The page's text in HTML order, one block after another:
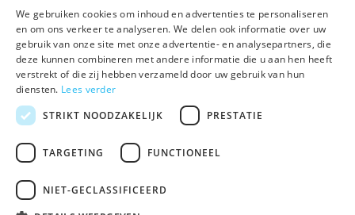
Abonneer
Algemene voorwaarden Disclaimer
We gebruiken cookies om inhoud en advertenties te personaliseren
en om ons verkeer te analyseren. We delen ook informatie over uw
gebruik van onze site met onze advertentie- en analysepartners, die
deze kunnen combineren met andere informatie die u aan hen heeft
verstrekt of die zij hebben verzameld door uw gebruik van hun
diensten. Lees verder
STRIKT NOODZAKELIJK
PRESTATIE
TARGETING FUNCTIONEEL
NIET-GECLASSIFICEERD